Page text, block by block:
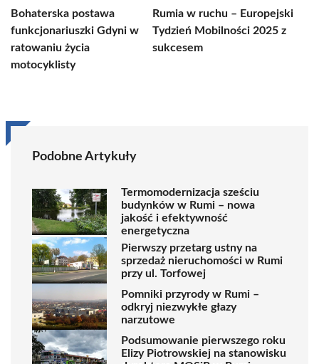
Bohaterska postawa
funkcjonariuszki Gdyni w
ratowaniu życia
motocyklisty
Rumia w ruchu – Europejski
Tydzień Mobilności 2025 z
sukcesem
Podobne Artykuły
Termomodernizacja sześciu
budynków w Rumi – nowa
jakość i efektywność
energetyczna
Pierwszy przetarg ustny na
sprzedaż nieruchomości w Rumi
przy ul. Torfowej
Pomniki przyrody w Rumi –
odkryj niezwykłe głazy
narzutowe
Podsumowanie pierwszego roku
Elizy Piotrowskiej na stanowisku